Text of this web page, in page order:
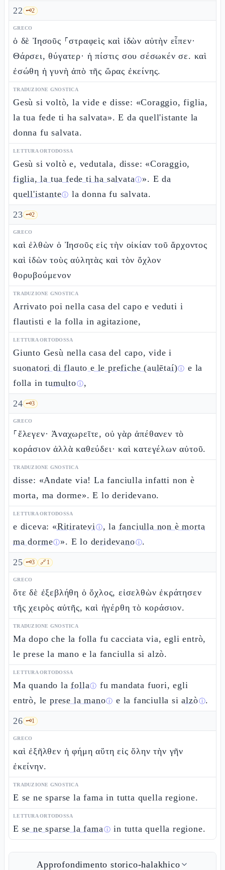
22 🗝️2
GRECO
ὁ δὲ Ἰησοῦς ⸀στραφεὶς καὶ ἰδὼν αὐτὴν εἶπεν·
Θάρσει, θύγατερ· ἡ πίστις σου σέσωκέν σε. καὶ
ἐσώθη ἡ γυνὴ ἀπὸ τῆς ὥρας ἐκείνης.
TRADUZIONE GNOSTICA
Gesù si voltò, la vide e disse: «Coraggio, figlia,
la tua fede ti ha salvata». E da quell'istante la
donna fu salvata.
LETTURA ORTODOSSA
Gesù si voltò e, vedutala, disse: «Coraggio,
figlia, la tua fede ti ha salvataⓘ». Eda
quell'istanteⓘ la donna fu salvata.
23 🗝️2
GRECO
καὶ ἐλθὼν ὁ Ἰησοῦς εἰς τὴν οἰκίαν τοῦ ἄρχοντος
καὶ ἰδὼν τοὺς αὐλητὰς καὶ τὸν ὄχλον
θορυβούμενον
TRADUZIONE GNOSTICA
Arrivato poi nella casa del capo e veduti i
flautisti e la folla in agitazione,
LETTURA ORTODOSSA
Giunto Gesù nella casa del capo, vide i
suonatori di flauto e le prefiche (aulētaí)ⓘ e la
folla intumultoⓘ,
24 🗝️3
GRECO
⸀ἔλεγεν· Ἀναχωρεῖτε, οὐ γὰρ ἀπέθανεν τὸ
κοράσιον ἀλλὰ καθεύδει· καὶ κατεγέλων αὐτοῦ.
TRADUZIONE GNOSTICA
disse: «Andate via! La fanciulla infatti non è
morta, ma dorme». E lo deridevano.
LETTURA ORTODOSSA
e diceva: «Ritirateviⓘ, la fanciulla non è morta
ma dormeⓘ». E lo deridevanoⓘ.
25 🗝️3 🔗1
GRECO
ὅτε δὲ ἐξεβλήθη ὁ ὄχλος, εἰσελθὼν ἐκράτησεν
τῆς χειρὸς αὐτῆς, καὶ ἠγέρθη τὸ κοράσιον.
TRADUZIONE GNOSTICA
Ma dopo che la folla fu cacciata via, egli entrò,
le prese la mano e la fanciulla si alzò.
LETTURA ORTODOSSA
Ma quando lafollaⓘ fu mandata fuori, egli
entrò, le prese la manoⓘ e la fanciulla sialzòⓘ.
26 🗝️1
GRECO
καὶ ἐξῆλθεν ἡ φήμη αὕτη εἰς ὅλην τὴν γῆν
ἐκείνην.
TRADUZIONE GNOSTICA
E se ne sparse la fama in tutta quella regione.
LETTURA ORTODOSSA
E se ne sparse la famaⓘ in tutta quella regione.
Approfondimento storico-halakhico